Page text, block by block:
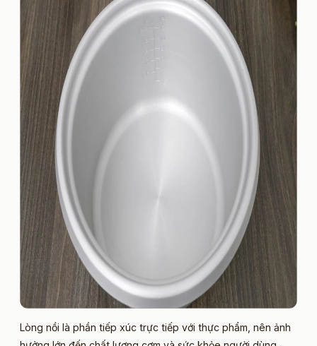
Lòng nồi là phần tiếp xúc trực tiếp với thực phẩm, nên ảnh